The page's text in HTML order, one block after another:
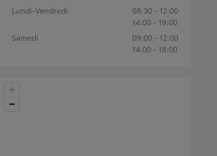
Lundi-Vendredi
08:30 - 12:00
14:00 - 19:00
Samedi
09:00 - 12:00
14:00 - 18:00